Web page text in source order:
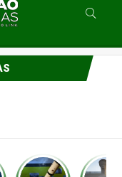
carreira neste